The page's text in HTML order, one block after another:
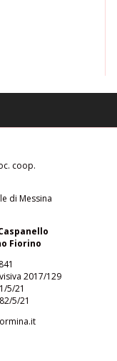
coop.
di Messina
Fiorino
2017/129
5/21
5/21